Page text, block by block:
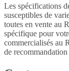
Les spécifications
susceptibles de
toutes en vente au
spécifique pour
commercialisés au
de